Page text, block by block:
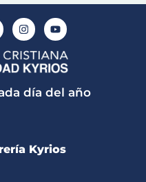
I
n
s
t
a
g
a
Y
o
u
t
u
b
día del año
Kyrios